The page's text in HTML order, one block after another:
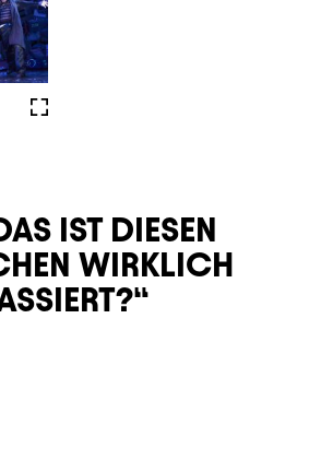
Vollbild
IST DIESEN
WIRKLICH